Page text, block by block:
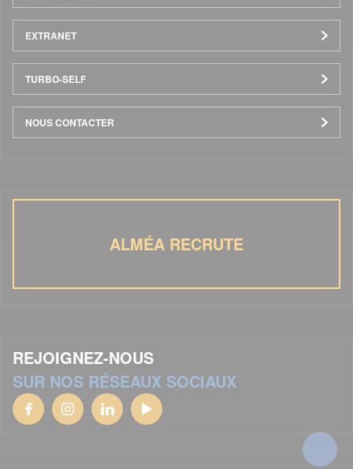
EXTRANET
TURBO-SELF
NOUS CONTACTER
ALMÉA RECRUTE
REJOIGNEZ-NOUS
SUR NOS RÉSEAUX SOCIAUX